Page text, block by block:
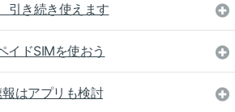
引き続き使えます
イドSIMを使おう
はアプリも検討